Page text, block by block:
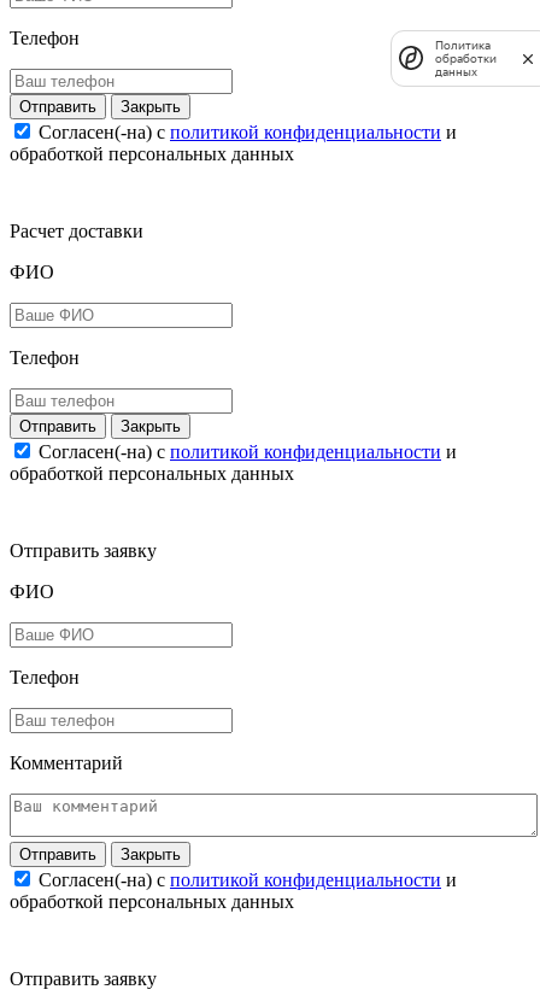
Телефон
Закрыть
Согласен(-на) c политикой конфиденциальности и
обработкой персональных данных
Расчет доставки
ФИО
Телефон
Закрыть
Согласен(-на) c политикой конфиденциальности и
обработкой персональных данных
Отправить заявку
ФИО
Телефон
Комментарий
Закрыть
Согласен(-на) c политикой конфиденциальности и
обработкой персональных данных
Отправить заявку
Политика
обработки
данных